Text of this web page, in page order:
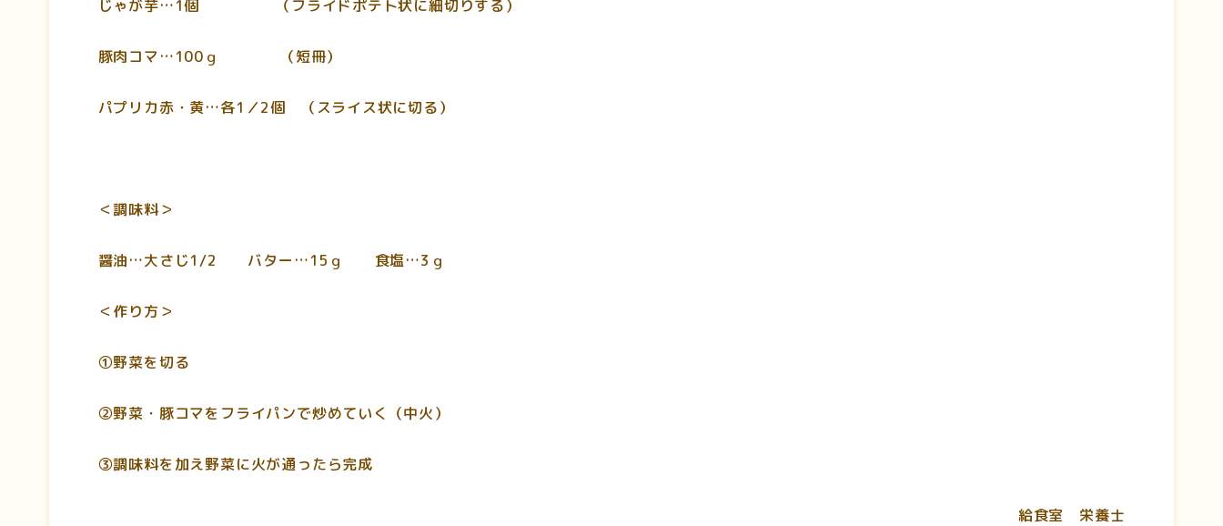
じゃが芋…1個 （フライドポテト状に細切りする）
豚肉コマ…100ｇ （短冊）
パプリカ赤・黄…各1／2個 （スライス状に切る）
＜調味料＞
醤油…大さじ1/2 バター…15ｇ 食塩…3ｇ
＜作り方＞
①野菜を切る
②野菜・豚コマをフライパンで炒めていく（中火）
③調味料を加え野菜に火が通ったら完成
給食室 栄養士